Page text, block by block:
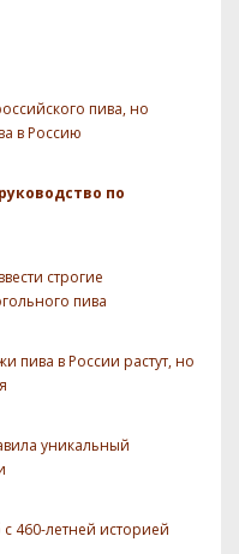
пива, но
в Россию
по
строгие
пива
пива в России растут, но
уникальный
460-летней историей